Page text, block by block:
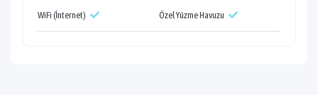
WiFi (İnternet)
Özel Yüzme Havuzu